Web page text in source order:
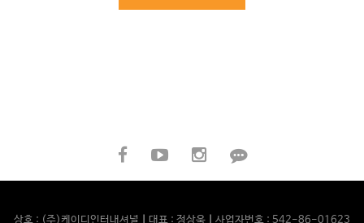
상호 : (주)케이디인터내셔널 대표 : 정상욱 사업자번호 : 542-86-01623